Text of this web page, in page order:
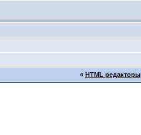
« HTML редакторы